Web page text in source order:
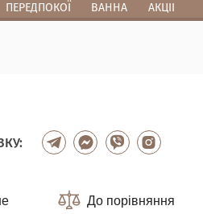
ПЕРЕДПОКОЇ ВАННА АКЦІІ
До порівняння